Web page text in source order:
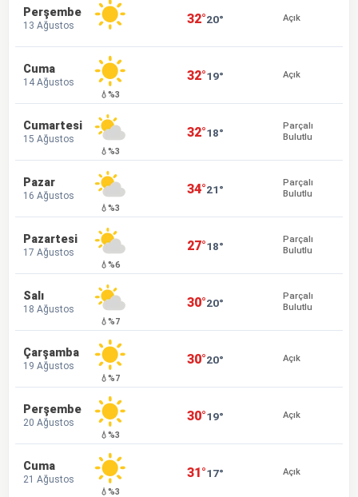
Perşembe
13 Ağustos 32°20° Açık
Cuma
14 Ağustos
💧%3
32°19° Açık
Cumartesi
15 Ağustos
💧%3
32°18°
Parçalı
Bulutlu
Pazar
16 Ağustos
💧%3
34°21°
Parçalı
Bulutlu
Pazartesi
17 Ağustos
💧%6
27°18°
Parçalı
Bulutlu
Salı
18 Ağustos
💧%7
30°20°
Parçalı
Bulutlu
Çarşamba
19 Ağustos
💧%7
30°20° Açık
Perşembe
20 Ağustos
💧%3
30°19° Açık
Cuma
21 Ağustos
💧%3
31°17° Açık